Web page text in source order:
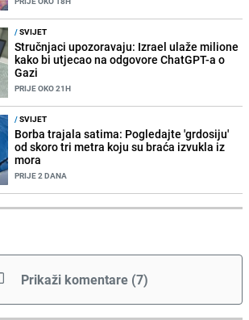
/SVIJET
Stručnjaci upozoravaju: Izrael ulaže milione
kako bi utjecao na odgovore ChatGPT-a o
Gazi
PRIJE OKO 21H
/SVIJET
Borba trajala satima: Pogledajte 'grdosiju'
od skoro tri metra koju su braća izvukla iz
mora
PRIJE 2 DANA
Prikaži komentare (7)